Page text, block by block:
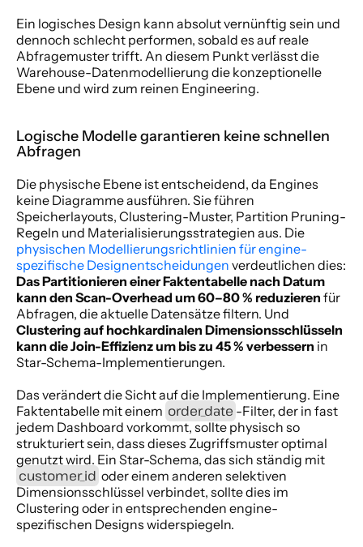
Ein logisches Design kann absolut vernünftig sein und
dennoch schlecht performen, sobald es auf reale
Abfragemuster trifft. An diesem Punkt verlässt die
Warehouse-Datenmodellierung die konzeptionelle
Ebene und wird zum reinen Engineering.
Logische Modelle garantieren keine schnellen
Abfragen
Die physische Ebene ist entscheidend, da Engines
keine Diagramme ausführen. Sie führen
Speicherlayouts, Clustering-Muster, Partition Pruning-
physischen Modellierungsrichtlinien für engine-
spezifische Designentscheidungen
Das Partitionieren einer Faktentabelle nach Datum
kann den Scan-Overhead um 60–80 % reduzieren für
Clustering auf hochkardinalen Dimensionsschlüsseln
kann die Join-Effizienz um bis zu 45 % verbessern in
Star-Schema-Implementierungen.
Das verändert die Sicht auf die Implementierung. Eine
Faktentabelle mit einem order_date -Filter, der in fast
jedem Dashboard vorkommt, sollte physisch so
strukturiert sein, dass dieses Zugriffsmuster optimal
customer_id oder einem anderen selektiven
Dimensionsschlüssel verbindet, sollte dies im
Clustering oder in entsprechenden engine-
spezifischen Designs widerspiegeln.